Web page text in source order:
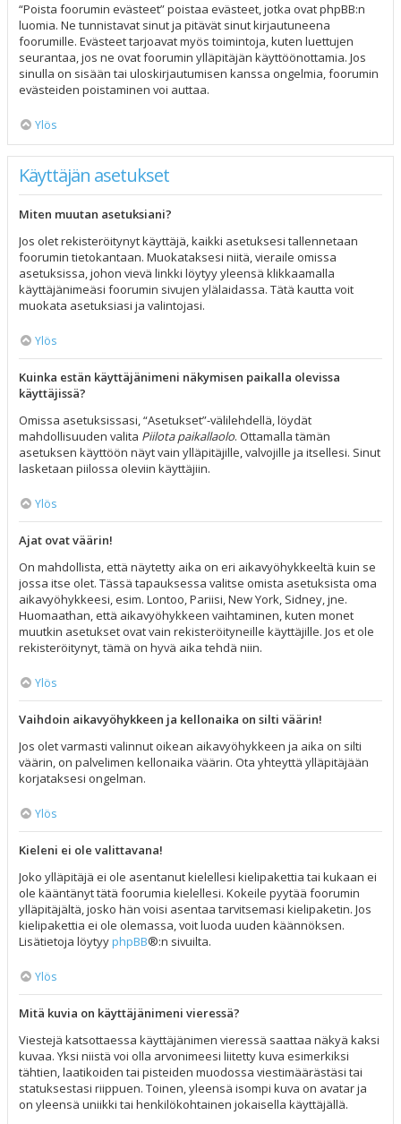
“Poista foorumin evästeet” poistaa evästeet, jotka ovat phpBB:n
luomia. Ne tunnistavat sinut ja pitävät sinut kirjautuneena
foorumille. Evästeet tarjoavat myös toimintoja, kuten luettujen
seurantaa, jos ne ovat foorumin ylläpitäjän käyttöönottamia. Jos
sinulla on sisään tai uloskirjautumisen kanssa ongelmia, foorumin
evästeiden poistaminen voi auttaa.
Ylös
Käyttäjän asetukset
Miten muutan asetuksiani?
Jos olet rekisteröitynyt käyttäjä, kaikki asetuksesi tallennetaan
foorumin tietokantaan. Muokataksesi niitä, vieraile omissa
asetuksissa, johon vievä linkki löytyy yleensä klikkaamalla
käyttäjänimeäsi foorumin sivujen ylälaidassa. Tätä kautta voit
muokata asetuksiasi ja valintojasi.
Ylös
Kuinka estän käyttäjänimeni näkymisen paikalla olevissa
käyttäjissä?
Omissa asetuksissasi, “Asetukset”-välilehdellä, löydät
mahdollisuuden valita Piilota paikallaolo. Ottamalla tämän
asetuksen käyttöön näyt vain ylläpitäjille, valvojille ja itsellesi. Sinut
lasketaan piilossa oleviin käyttäjiin.
Ylös
Ajat ovat väärin!
On mahdollista, että näytetty aika on eri aikavyöhykkeeltä kuin se
jossa itse olet. Tässä tapauksessa valitse omista asetuksista oma
aikavyöhykkeesi, esim. Lontoo, Pariisi, New York, Sidney, jne.
Huomaathan, että aikavyöhykkeen vaihtaminen, kuten monet
muutkin asetukset ovat vain rekisteröityneille käyttäjille. Jos et ole
rekisteröitynyt, tämä on hyvä aika tehdä niin.
Ylös
Vaihdoin aikavyöhykkeen ja kellonaika on silti väärin!
Jos olet varmasti valinnut oikean aikavyöhykkeen ja aika on silti
väärin, on palvelimen kellonaika väärin. Ota yhteyttä ylläpitäjään
korjataksesi ongelman.
Ylös
Kieleni ei ole valittavana!
Joko ylläpitäjä ei ole asentanut kielellesi kielipakettia tai kukaan ei
ole kääntänyt tätä foorumia kielellesi. Kokeile pyytää foorumin
ylläpitäjältä, josko hän voisi asentaa tarvitsemasi kielipaketin. Jos
kielipakettia ei ole olemassa, voit luoda uuden käännöksen.
Lisätietoja löytyyphpBB®:n sivuilta.
Ylös
Mitä kuvia on käyttäjänimeni vieressä?
Viestejä katsottaessa käyttäjänimen vieressä saattaa näkyä kaksi
kuvaa. Yksi niistä voi olla arvonimeesi liitetty kuva esimerkiksi
tähtien, laatikoiden tai pisteiden muodossa viestimäärästäsi tai
statuksestasi riippuen. Toinen, yleensä isompi kuva on avatar ja
on yleensä uniikki tai henkilökohtainen jokaisella käyttäjällä.